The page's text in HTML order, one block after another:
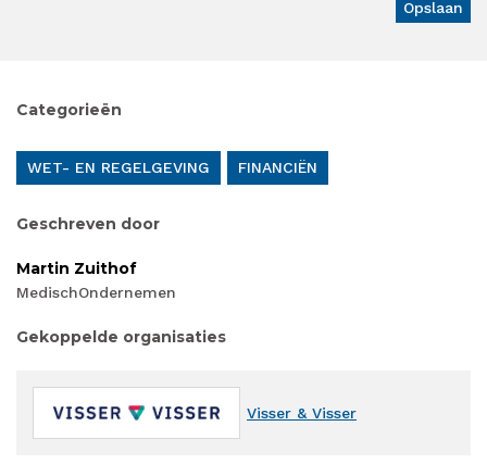
Categorieën
WET- EN REGELGEVING FINANCIËN
Geschreven door
Martin Zuithof
MedischOndernemen
Gekoppelde organisaties
Visser & Visser